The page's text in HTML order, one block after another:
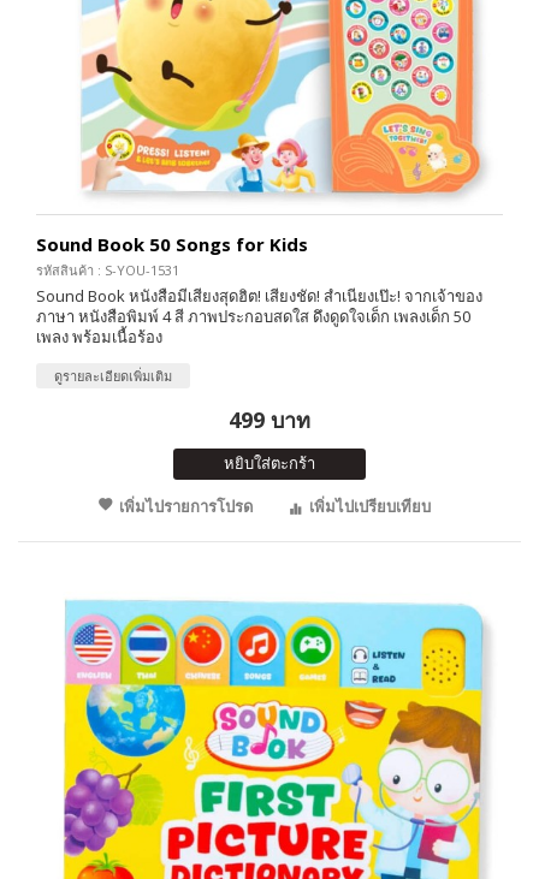
Sound Book 50 Songs for Kids
รหัสสินค้า : S-YOU-1531
Sound Book หนังสือมีเสียงสุดฮิต! เสียงชัด! สำเนียงเป๊ะ! จากเจ้าของ
ภาษา หนังสือพิมพ์ 4 สี ภาพประกอบสดใส ดึงดูดใจเด็ก เพลงเด็ก 50
เพลง พร้อมเนื้อร้อง
ดูรายละเอียดเพิ่มเติม
499 บาท
หยิบใส่ตะกร้า
เพิ่มไปรายการโปรด
เพิ่มไปเปรียบเทียบ